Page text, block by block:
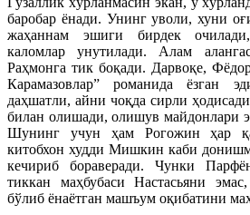
баробар ёнади. Унинг уволи, хуни
жаҳаннам эшиги бирдек
каломлар унутилади. Алам
Раҳмонга тик боқади. Дарвоқе,
Карамазовлар” романида ёзган
даҳшатли, айни чоқда сирли
билан олишади, олишув майдонлари
Шунинг учун ҳам Рогожин ҳар
китобхон худди Мишкин каби
кечириб бораверади. Чунки
тиккан маҳбубаси Настасьяни
бўлиб ёнаётган машъум оқибатини